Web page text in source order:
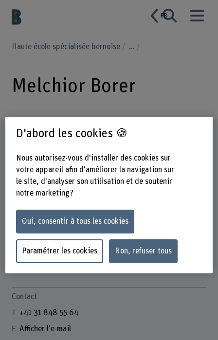
FR
Haute école spécialisée bernoise ...
Melchior Borer
Profil
Melchior Borer
Contact
+41 31 848 55 64
Afficher l'e-mail
D'abord les cookies 🍪
Nous autorisez-vous d'installer des cookies sur
votre appareil afin d'améliorer la navigation sur
le site, d'analyser son utilisation et de soutenir
notre marketing ?
Oui, consentir à tous les cookies
Paramétrer les cookies Non, refuser tous